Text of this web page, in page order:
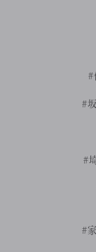
#
#
#
#